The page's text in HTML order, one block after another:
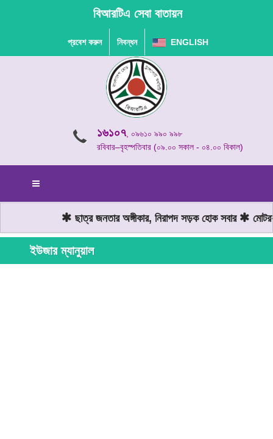
বিআরটিএ সেবা বাতায়ন
প্রবেশ করুন নিবন্ধন ENGLISH
১৬১০৭, ০৯৬১০ ৯৯০ ৯৯৮
রবিবার–বৃহস্পতিবার (০৯.০০ সকাল - ০৪.০০ বিকাল)
ছাত্র জনতার অঙ্গীকার, নিরাপদ সড়ক হোক সবার
ইউজার ম্যানুয়াল